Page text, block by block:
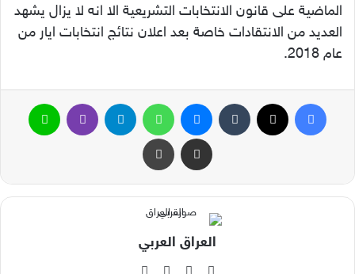
الماضية على قانون الانتخابات التشريعية الا انه لا يزال يشهد
العديد من الانتقادات خاصة بعد اعلان نتائج انتخابات ايار من
عام 2018.
فيسبوك ماسنجر واتساب تيلقرام ڤايبر
مشاركة عبر البريد طباعة
العراق العربي
فيسبوك
‫X
‫YouTube